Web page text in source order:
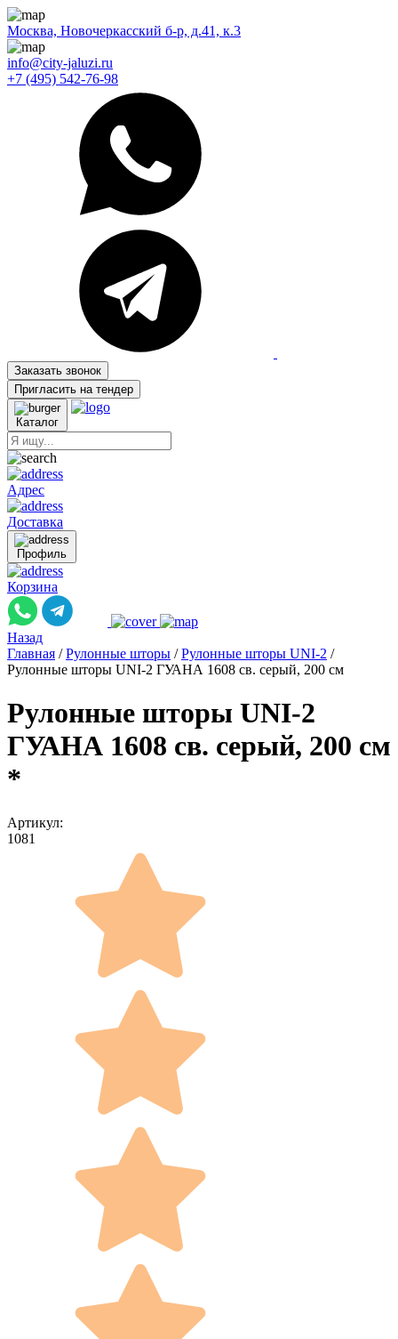
Москва, Новочеркасский б-р, д.41, к.3
info@city-jaluzi.ru
+7 (495) 542-76-98
Заказать звонок
Пригласить на тендер
Каталог
Адрес
Доставка
Профиль
Корзина
Назад
Главная / Рулонные шторы / Рулонные шторы UNI-2 /
Рулонные шторы UNI-2 ГУАНА 1608 св. серый, 200 см
Рулонные шторы UNI-2
ГУАНА 1608 св. серый, 200 см
*
Артикул:
1081